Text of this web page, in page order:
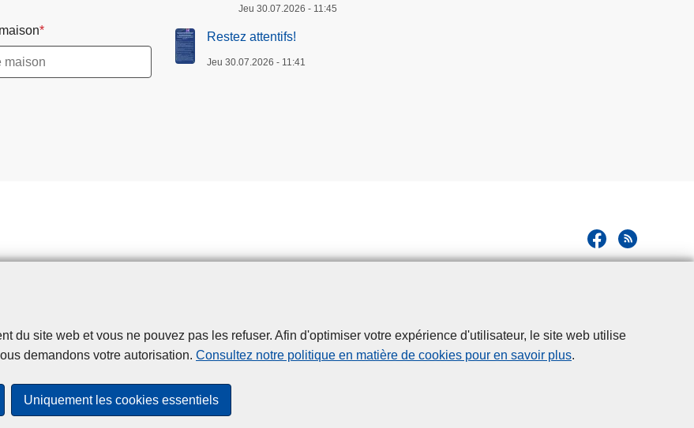
du site web et vous ne pouvez pas les refuser. Afin d'optimiser votre expérience d'utilisateur, le site web utilise
demandons votre autorisation. Consultez notre politique en matière de cookies pour en savoir plus.
Uniquement les cookies essentiels
Jeu 30.07.2026 - 11:45
Restez attentifs!
Jeu 30.07.2026 - 11:41
Disclaimer Privacy Cookies Accessibilité
© 2026 Police.be